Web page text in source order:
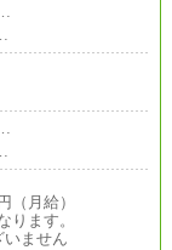
（月給）
ります。
ません